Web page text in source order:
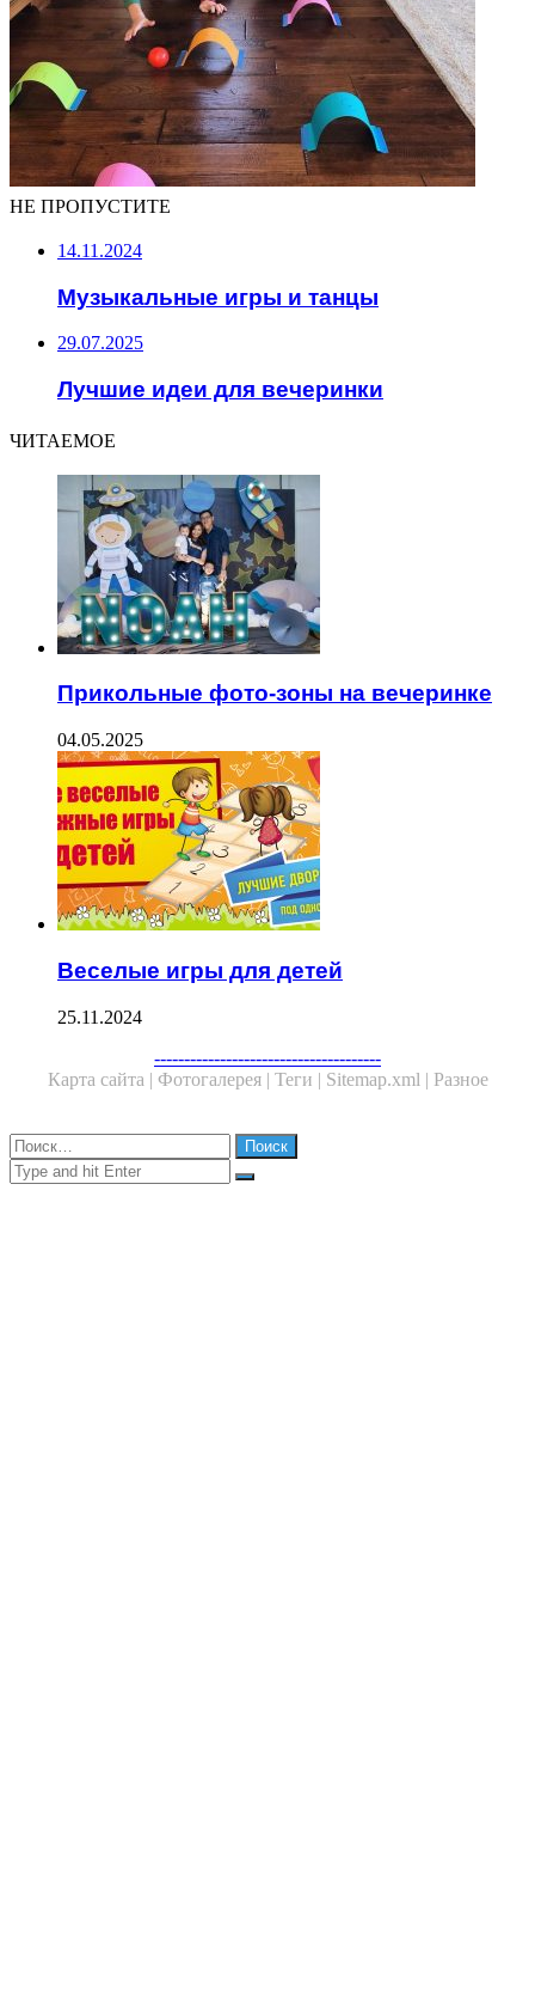
НЕ ПРОПУСТИТЕ
14.11.2024
Музыкальные игры и танцы
29.07.2025
Лучшие идеи для вечеринки
ЧИТАЕМОЕ
Прикольные фото-зоны на вечеринке
04.05.2025
Веселые игры для детей
25.11.2024
--------------------------------------
Карта сайта | Фотогалерея | Теги | Sitemap.xml | Разное
Close
Найти:
Close
Search